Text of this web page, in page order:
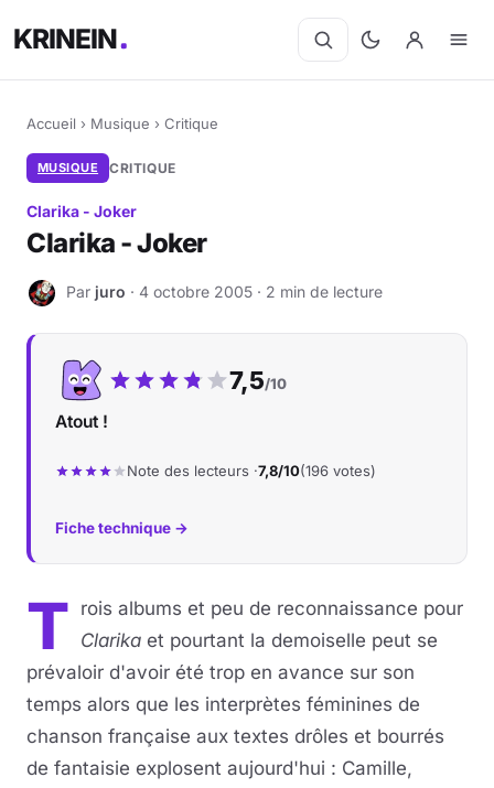
KRINEIN
Accueil › Musique › Critique
MUSIQUE CRITIQUE
Clarika - Joker
Clarika - Joker
J Par juro · 4 octobre 2005 · 2 min de lecture
Notre note :
7,5/10
Atout !
Note des lecteurs ·7,8/10(196 votes)
Fiche technique →
T rois albums et peu de reconnaissance pour
Clarika et pourtant la demoiselle peut se
prévaloir d'avoir été trop en avance sur son
temps alors que les interprètes féminines de
chanson française aux textes drôles et bourrés
de fantaisie explosent aujourd'hui : Camille,